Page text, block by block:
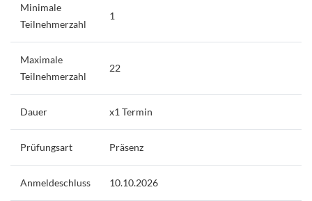
Minimale
Teilnehmerzahl
1
Maximale
Teilnehmerzahl
22
Dauer x1 Termin
Prüfungsart Präsenz
Anmeldeschluss 10.10.2026